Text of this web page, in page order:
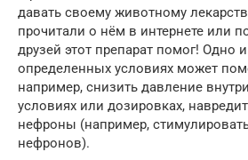
давать своему животному
прочитали о нём в интернете или
друзей этот препарат помог! Одно
определенных условиях может
например, снизить давление
условиях или дозировках,
нефроны (например,
нефронов).